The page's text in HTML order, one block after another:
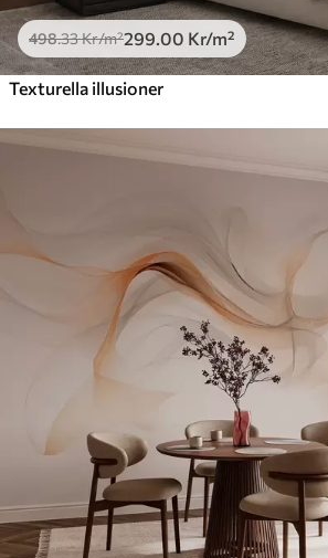
498.33Kr/m²299 .00 Kr/m²
Texturella illusioner